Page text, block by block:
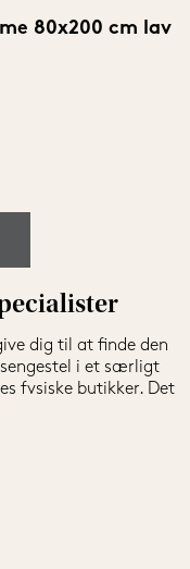
80x200 cm lav
dig til at finde den
i et særligt
fysiske butikker. Det
specialister står altid